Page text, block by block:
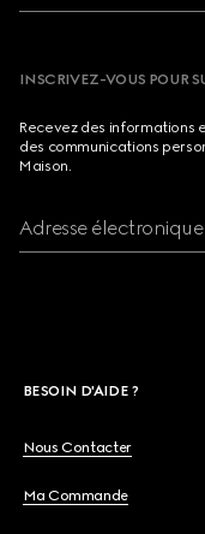
INSCRIVEZ-VOUS POUR
Recevez des informations
des communications
Maison.
Adresse électronique
BESOIN D'AIDE ?
Nous Contacter
Ma Commande